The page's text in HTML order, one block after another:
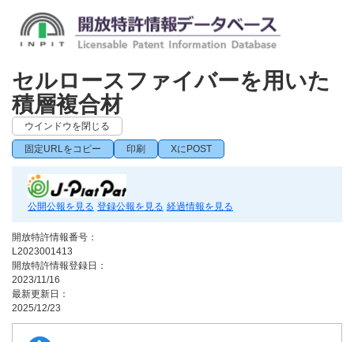
セルロースファイバーを用いた
積層複合材
ウインドウを閉じる
固定URLをコピー 印刷 XにPOST
公開公報を見る 登録公報を見る 経過情報を見る
開放特許情報番号：
L2023001413
開放特許情報登録日：
2023/11/16
最新更新日：
2025/12/23